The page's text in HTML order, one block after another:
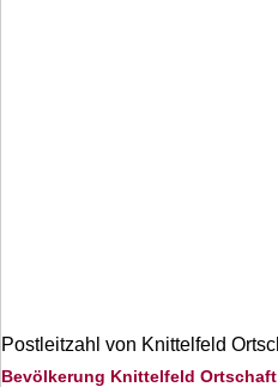
Postleitzahl von Knittelfeld
Bevölkerung Knittelfeld